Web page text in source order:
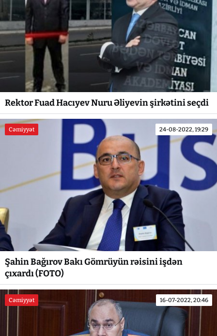
Rektor Fuad Hacıyev Nuru Əliyevin şirkətini seçdi
Cəmiyyət 24-08-2022, 19:29
Şahin Bağırov Bakı Gömrüyün rəisini işdən
çıxardı (FOTO)
Cəmiyyət 16-07-2022, 20:46